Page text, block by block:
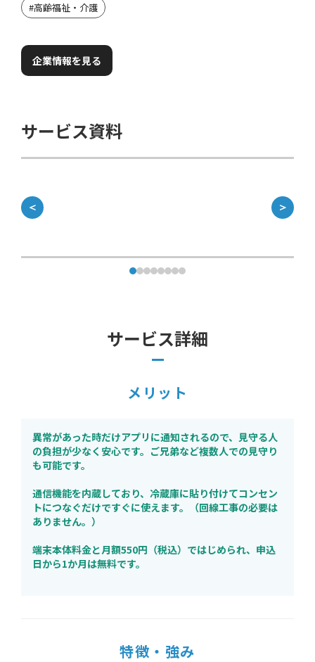
#高齢福祉・介護
企業情報を見る
サービス資料
＜ ＞
サービス詳細
メリット
異常があった時だけアプリに通知されるので、見守る人
の負担が少なく安心です。ご兄弟など複数人での見守り
も可能です。
通信機能を内蔵しており、冷蔵庫に貼り付けてコンセン
トにつなぐだけですぐに使えます。（回線工事の必要は
ありません。）
端末本体料金と月額550円（税込）ではじめられ、申込
日から1か月は無料です。
特徴・強み